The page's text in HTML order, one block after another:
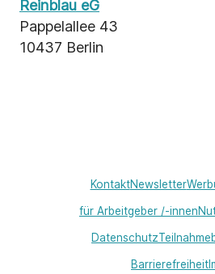
Reinblau eG
Pappelallee 43
10437 Berlin
KontaktNewsletter
für Arbeitgeber /-innen
Datenschutz
Barrierefreiheit